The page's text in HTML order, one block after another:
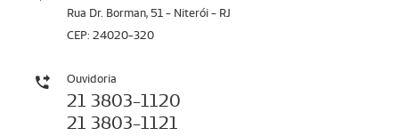
Rua Dr. Borman, 51 - Niterói - RJ
CEP: 24020-320
Ouvidoria
21 3803-1120
21 3803-1121